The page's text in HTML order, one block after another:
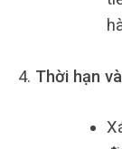
Thời hạn